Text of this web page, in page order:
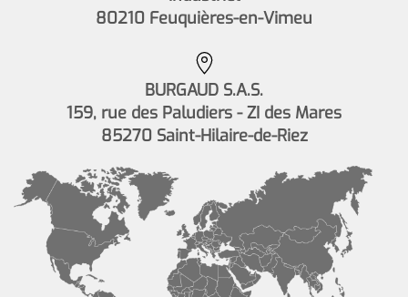
80210 Feuquières-en-Vimeu
BURGAUD S.A.S.
159, rue des Paludiers - ZI des Mares
85270 Saint-Hilaire-de-Riez